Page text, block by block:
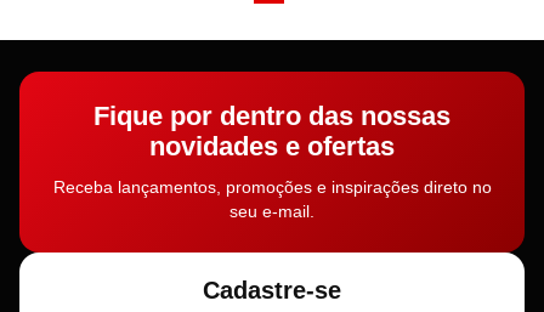
Fique por dentro das nossas
novidades e ofertas
Receba lançamentos, promoções e inspirações direto no
seu e-mail.
Cadastre-se